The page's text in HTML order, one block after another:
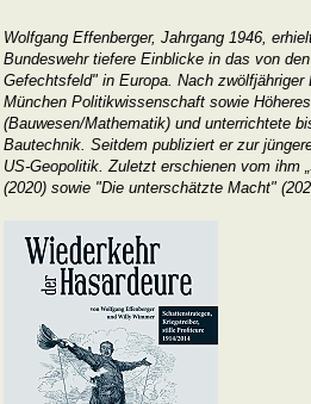
Wolfgang Effenberger, Jahrgang 1946,
Bundeswehr tiefere Einblicke in das von
Gefechtsfeld" in Europa. Nach
München Politikwissenschaft sowie
(Bauwesen/Mathematik) und unterrichtete
Bautechnik. Seitdem publiziert er zur
US-Geopolitik. Zuletzt erschienen vom ihm
(2020) sowie "Die unterschätzte Macht"